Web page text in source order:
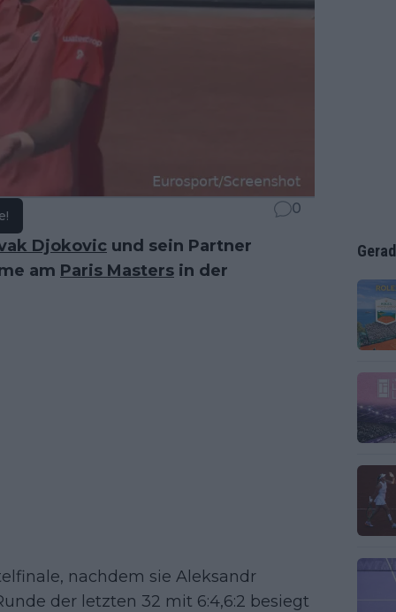
0
Djokovic und sein Partner
am Paris Masters in der
nachdem sie Aleksandr
der letzten 32 mit 6:4,6:2 besiegt